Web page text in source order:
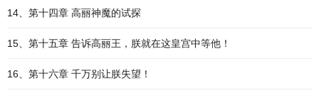
14、第十四章 高丽神魔的试探
15、第十五章 告诉高丽王，朕就在这皇宫中等他！
16、第十六章 千万别让朕失望！